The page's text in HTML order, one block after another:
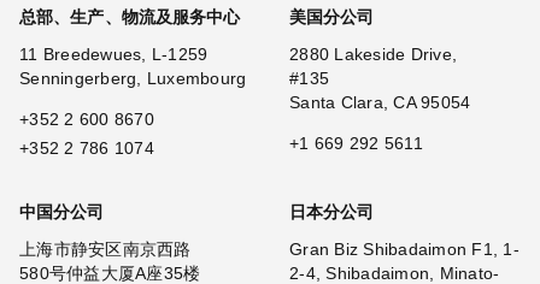
总部、生产、物流及服务中心
11 Breedewues, L-1259
Senningerberg, Luxembourg
+352 2 600 8670
+352 2 786 1074
美国分公司
2880 Lakeside Drive,
#135
Santa Clara, CA 95054
+1 669 292 5611
中国分公司
上海市静安区南京西路
580号仲益大厦A座35楼
日本分公司
Gran Biz Shibadaimon F1, 1-
2-4, Shibadaimon, Minato-